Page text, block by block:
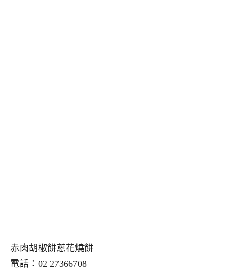
赤肉胡椒餅蔥花燒餅
電話：02 27366708